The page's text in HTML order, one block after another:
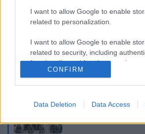
I want to allow Google to enable
related to personalization.
I want to allow Google to enable
related to security, including
functionality and fraud prevention,
user protection.
CONFIRM
Data Deletion Data Access
Κυνήγι χρόνου στα
«δεν βγαίνουν» και
κινδύνους
Πώς έγινε η τραγωδία
πνίγηκε για να σώσει τη
Marfin: Στην Αθήνα